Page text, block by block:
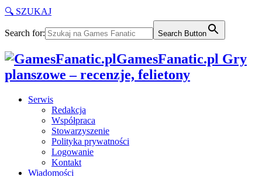
🔍 SZUKAJ
Search for: Search Button
GamesFanatic.pl Gry
planszowe – recenzje, felietony
Serwis
Redakcja
Współpraca
Stowarzyszenie
Polityka prywatności
Logowanie
Kontakt
Wiadomości